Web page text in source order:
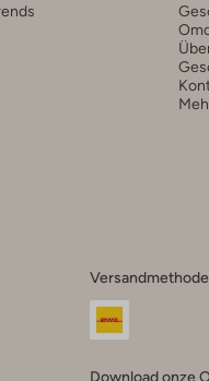
Download onze